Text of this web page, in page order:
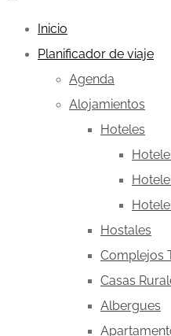
Inicio
Planificador de viaje
Agenda
Alojamientos
Hoteles
Hostales
Complejos
Casas
Albergues